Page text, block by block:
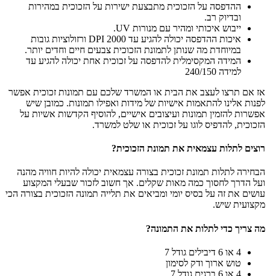
ההדפסה על הזכוכית מתבצעת ישירות על הזכוכית במהירות
ובדיוק רב.
ייבוש איכותי ומהיר עם מנורות UV.
איכות ההדפסה יכולה להגיע עד 2000 DPI ורזולוציות גובות
במיוחדת מה שנותן לתמונת הזכוכית צבעים חיים וחדים יותר.
המידה המקסימלית להדפסה על זכוכית אחת יכולה להגיע עד
למידה 240/150
אז אם תרצו לעצב את הבית או המשרד שלכם עם תמונות זכוכית אפשר
לפנות אלינו להתאמות אישיות של מידות ואפילו תמונות. כמובן שיש
אפשרות להזמין תמונות ועיצובים אישיים, להוסיף הקדשות אשיות על
הזכוכית, להדפיס לוגו על זכוכית או שלט למשרד.
רוצים לתלות עצמאית את תמונת הזכוכית?
הבחירה לתלות תמונת זכוכית בצורה עצמאית יכולה להיות חוויה מהנה
ועל הדרך לחסוך כמה מאות שקלים. אך חשוב לזכור שבעלי המקצוע
עושים את זה על בסיס יומי ומביאים את תלייה תמונה הזכוכית בצורה הכי
מקצועית שיש.
מה צריך כדי לתלות את התמונה?
4 או 6 דיבילים גודל 7
טוש ארוך ודק לסימון
4 או 6 ברגים גודל 7